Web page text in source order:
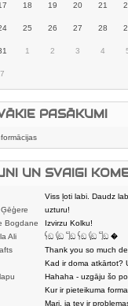
18 19 20 21
25 26 27 28
1 2 3 4
7
PASĀKUMI
UN SVAIGI
Viss ļoti labi. Daudz
karstmaizīšu
uzturu!
Bogdane
Izvirzu Kolku!
Ali
𓌜ඞ 𓌱ඞ 𓌏ඞ 𓌜ඞ 𓌱ඞ 𓌏ඞ �
Thank you so much
nice day
Kad ir doma atkārtot?
aptuvenā dalī
Hahaha - uzgāju šo
sasmējos. Četr
Kur ir pieteikuma
Mari, ja tev ir